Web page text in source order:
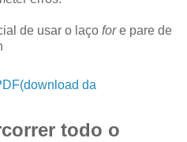
de usar o laço fore pare de
da
todo o